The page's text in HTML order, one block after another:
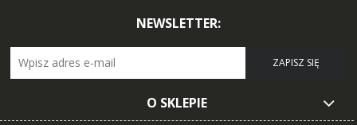
NEWSLETTER:
ZAPISZ SIĘ
O SKLEPIE